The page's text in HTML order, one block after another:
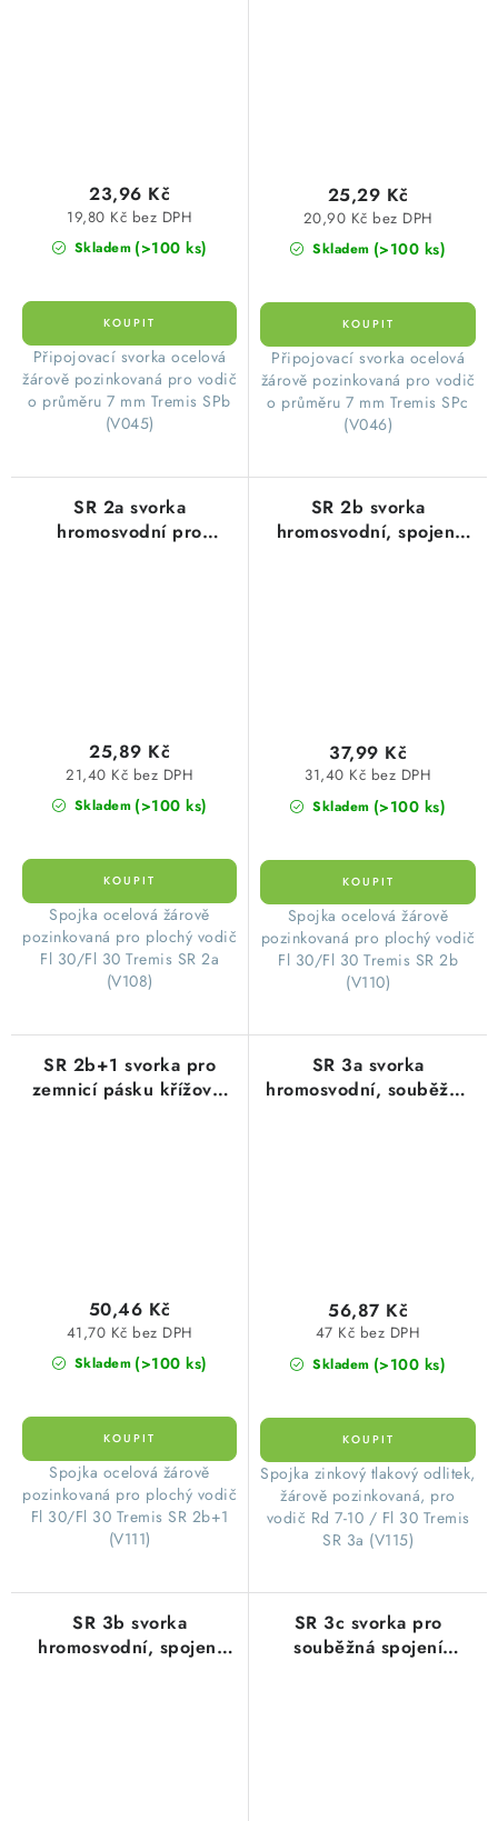
Skladem (>100 ks)
19,80 Kč bez DPH
23,96 Kč
Připojovací svorka ocelová
žárově pozinkovaná pro vodič
o průměru 7 mm Tremis SPb
(V045)
Skladem (>100 ks)
20,90 Kč bez DPH
25,29 Kč
Připojovací svorka ocelová
žárově pozinkovaná pro vodič
o průměru 7 mm Tremis SPc
(V046)
SR 2a svorka
hromosvodní pro
Skladem (>100 ks)
21,40 Kč bez DPH
25,89 Kč
Spojka ocelová žárově
pozinkovaná pro plochý vodič
Fl 30/Fl 30 Tremis SR 2a
(V108)
SR 2b svorka
hromosvodní, spojení
Skladem (>100 ks)
31,40 Kč bez DPH
37,99 Kč
Spojka ocelová žárově
pozinkovaná pro plochý vodič
Fl 30/Fl 30 Tremis SR 2b
(V110)
SR 2b+1 svorka pro
zemnicí pásku křížová,
Skladem (>100 ks)
41,70 Kč bez DPH
50,46 Kč
Spojka ocelová žárově
pozinkovaná pro plochý vodič
Fl 30/Fl 30 Tremis SR 2b+1
(V111)
SR 3a svorka
hromosvodní, souběžné
Skladem (>100 ks)
47 Kč bez DPH
56,87 Kč
Spojka zinkový tlakový odlitek,
žárově pozinkovaná, pro
vodič Rd 7-10 / Fl 30 Tremis
SR 3a (V115)
SR 3b svorka
hromosvodní, spojení
SR 3c svorka pro
souběžná spojení